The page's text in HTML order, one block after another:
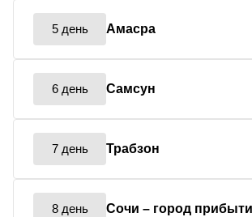
5 день Амасра
6 день Самсун
7 день Трабзон
8 день Сочи – город